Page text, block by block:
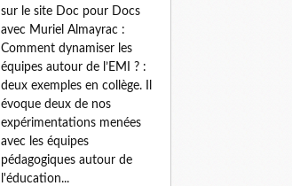
sur le site Doc pour Docs
avec Muriel Almayrac :
Comment dynamiser les
équipes autour de l’EMI ? :
deux exemples en collège. Il
évoque deux de nos
expérimentations menées
avec les équipes
pédagogiques autour de
l'éducation...